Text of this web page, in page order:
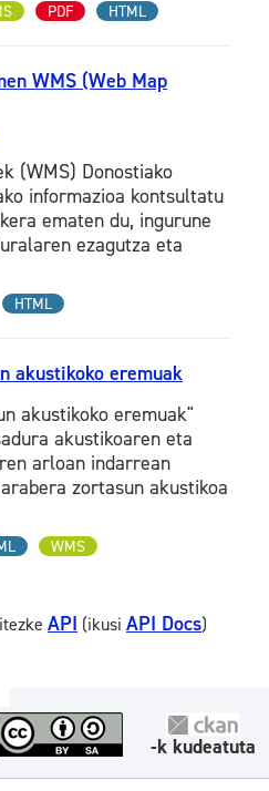
PDF HTML
WMS (Web Map
(WMS) Donostiako
informazioa kontsultatu
ematen du, ingurune
ezagutza eta
HTML
akustikoko eremuak
akustikoko eremuak"
akustikoaren eta
arloan indarrean
zortasun akustikoa
WMS
API (ikusi API Docs)
-k kudeatuta